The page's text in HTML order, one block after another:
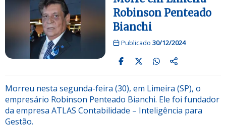
Robinson Penteado
Bianchi
Publicado 30/12/2024
Morreu nesta segunda-feira (30), em Limeira (SP), o
empresário Robinson Penteado Bianchi. Ele foi fundador
da empresa ATLAS Contabilidade – Inteligência para
Gestão.